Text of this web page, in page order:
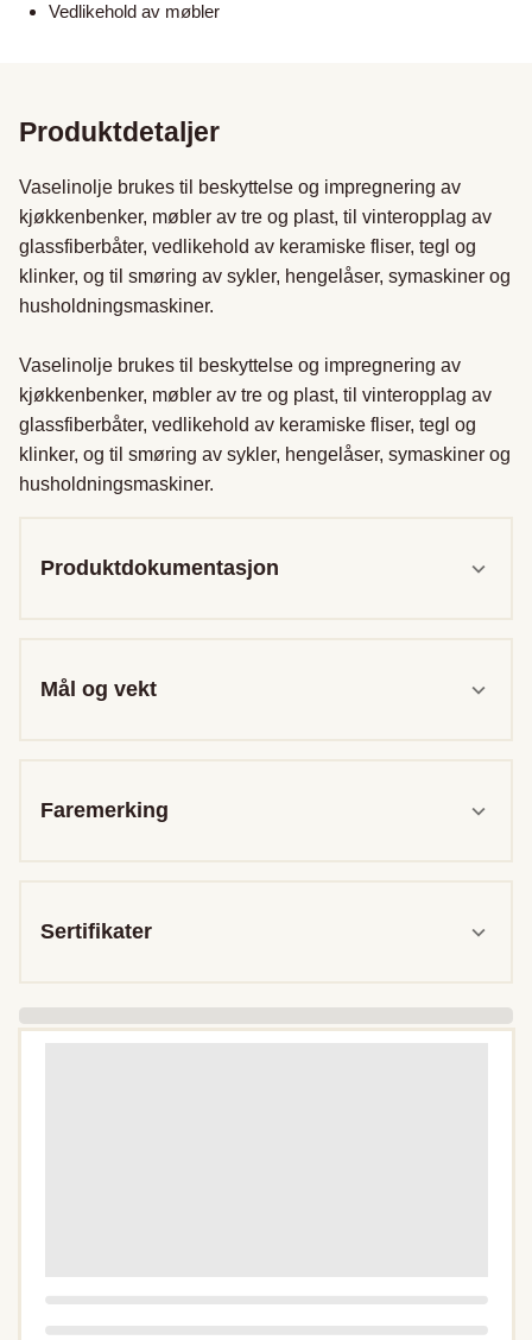
Vedlikehold av møbler
Produktdetaljer
Vaselinolje brukes til beskyttelse og impregnering av
kjøkkenbenker, møbler av tre og plast, til vinteropplag av
glassfiberbåter, vedlikehold av keramiske fliser, tegl og
klinker, og til smøring av sykler, hengelåser, symaskiner og
husholdningsmaskiner.
Vaselinolje brukes til beskyttelse og impregnering av
kjøkkenbenker, møbler av tre og plast, til vinteropplag av
glassfiberbåter, vedlikehold av keramiske fliser, tegl og
klinker, og til smøring av sykler, hengelåser, symaskiner og
husholdningsmaskiner.
Produktdokumentasjon
Mål og vekt
Faremerking
Sertifikater